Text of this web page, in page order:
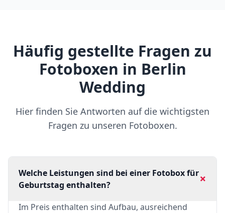
Häufig gestellte Fragen zu
Fotoboxen in Berlin
Wedding
Hier finden Sie Antworten auf die wichtigsten
Fragen zu unseren Fotoboxen.
Welche Leistungen sind bei einer Fotobox für
Geburtstag enthalten?
+
Im Preis enthalten sind Aufbau, ausreichend